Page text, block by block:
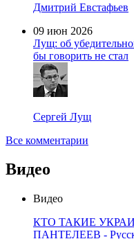
Дмитрий Евстафьев
09 июн 2026
Лущ: об
бы говорить не стал
Сергей Лущ
Все комментарии
Видео
Видео
КТО ТАКИЕ
ПАНТЕЛЕЕВ -